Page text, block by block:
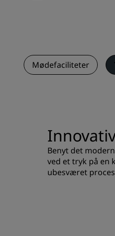
Mødefaciliteter
Benyt det
ved et tryk på en
ubesværet